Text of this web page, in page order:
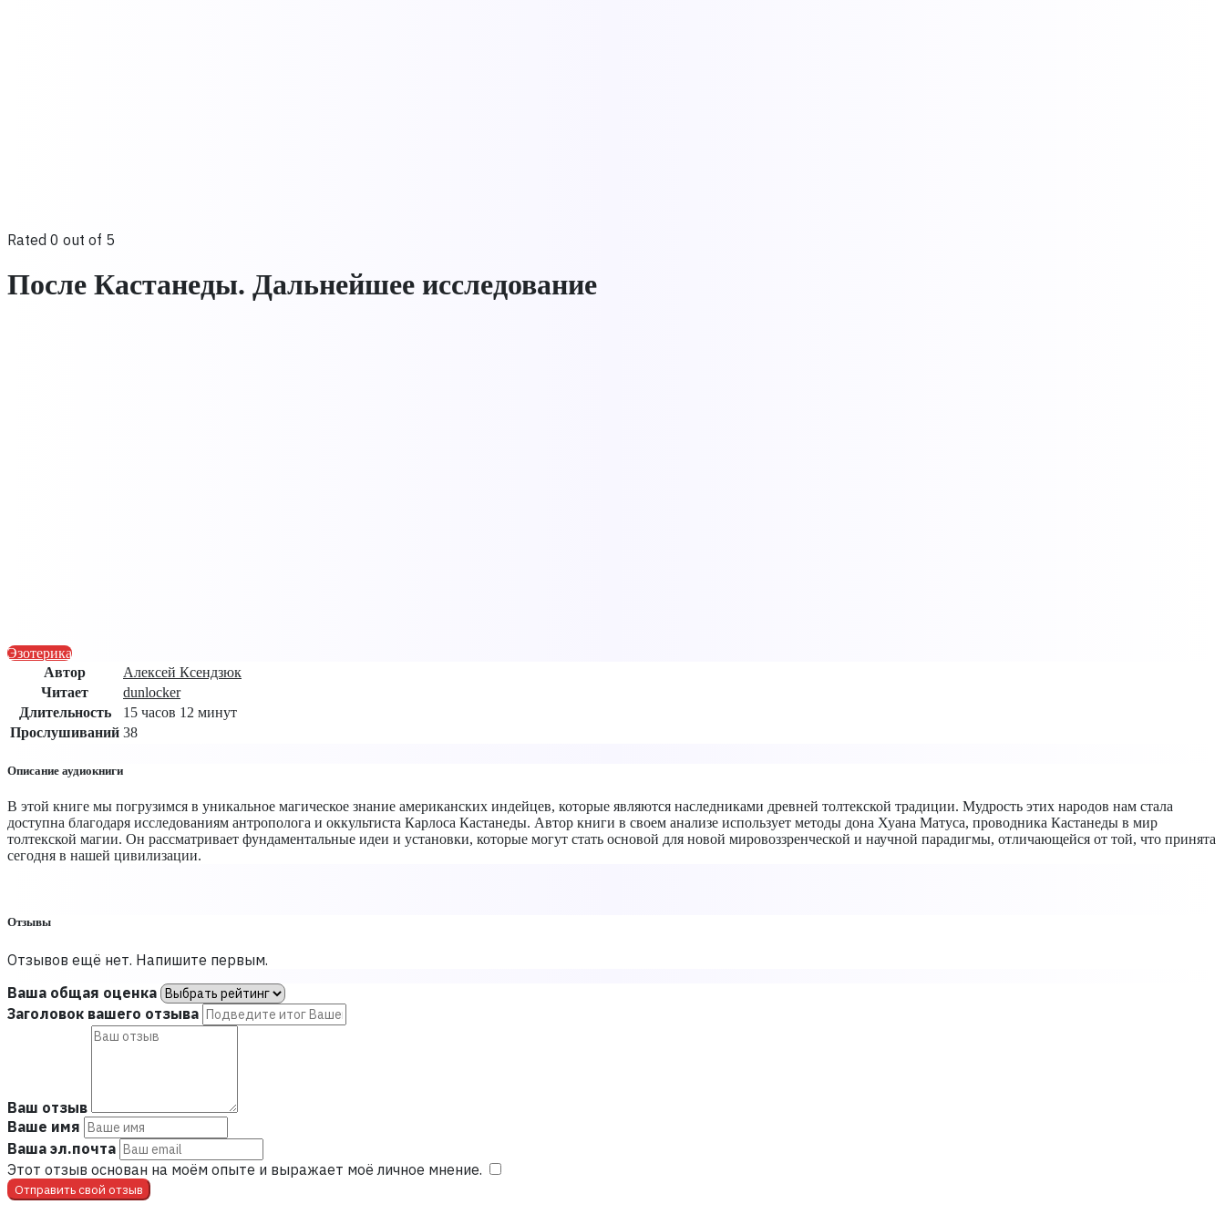
Rated 0 out of 5
После Кастанеды. Дальнейшее исследование
Эзотерика
Автор
Алексей Ксендзюк
Читает
dunlocker
Длительность
15 часов 12 минут
Прослушиваний 38
Описание аудиокниги
В этой книге мы погрузимся в уникальное магическое знание американских индейцев, которые являются наследниками древней толтекской традиции. Мудрость этих народов нам стала
доступна благодаря исследованиям антрополога и оккультиста Карлоса Кастанеды. Автор книги в своем анализе использует методы дона Хуана Матуса, проводника Кастанеды в мир
толтекской магии. Он рассматривает фундаментальные идеи и установки, которые могут стать основой для новой мировоззренческой и научной парадигмы, отличающейся от той, что принята
сегодня в нашей цивилизации.
Отзывы
Отзывов ещё нет. Напишите первым.
Ваша общая оценка
Заголовок вашего отзыва
Ваш отзыв
Ваше имя
Ваша эл.почта
Этот отзыв основан на моём опыте и выражает моё личное мнение.
Отправить свой отзыв